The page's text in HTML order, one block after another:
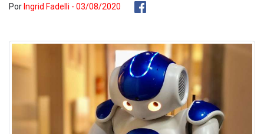
Por Ingrid Fadelli - 03/08/2020